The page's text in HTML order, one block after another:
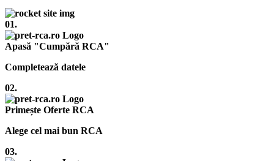
01.
Apasă "Cumpără RCA"
Completează datele
02.
Primește Oferte RCA
Alege cel mai bun RCA
03.